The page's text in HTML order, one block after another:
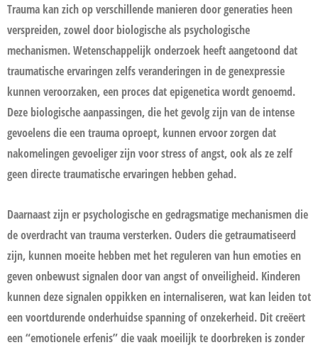
Trauma kan zich op verschillende manieren door generaties heen
verspreiden, zowel door biologische als psychologische
mechanismen. Wetenschappelijk onderzoek heeft aangetoond dat
traumatische ervaringen zelfs veranderingen in de genexpressie
kunnen veroorzaken, een proces dat epigenetica wordt genoemd.
Deze biologische aanpassingen, die het gevolg zijn van de intense
gevoelens die een trauma oproept, kunnen ervoor zorgen dat
nakomelingen gevoeliger zijn voor stress of angst, ook als ze zelf
geen directe traumatische ervaringen hebben gehad.
Daarnaast zijn er psychologische en gedragsmatige mechanismen die
de overdracht van trauma versterken. Ouders die getraumatiseerd
zijn, kunnen moeite hebben met het reguleren van hun emoties en
geven onbewust signalen door van angst of onveiligheid. Kinderen
kunnen deze signalen oppikken en internaliseren, wat kan leiden tot
een voortdurende onderhuidse spanning of onzekerheid. Dit creëert
een “emotionele erfenis” die vaak moeilijk te doorbreken is zonder